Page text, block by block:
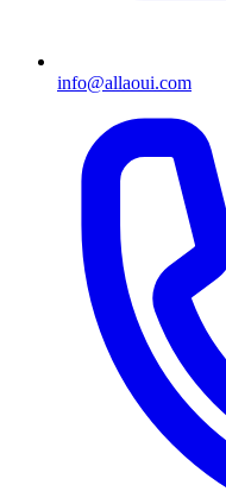
info@allaoui.com